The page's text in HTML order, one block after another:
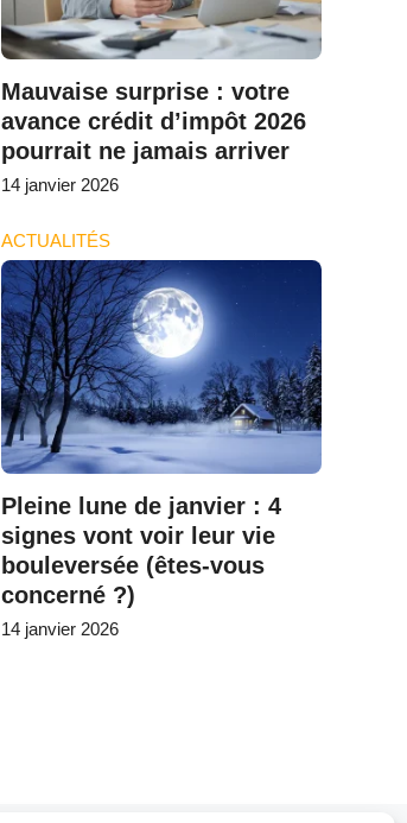
Mauvaise surprise : votre
avance crédit d’impôt 2026
pourrait ne jamais arriver
14 janvier 2026
ACTUALITÉS
Pleine lune de janvier : 4
signes vont voir leur vie
bouleversée (êtes-vous
concerné ?)
14 janvier 2026